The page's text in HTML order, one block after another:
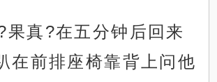
果真?在五分钟后回来
在前排座椅靠背上问他